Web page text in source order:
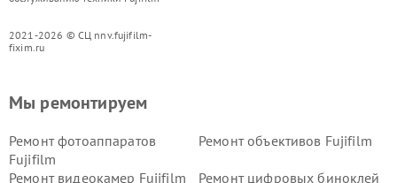
2021-2026 © СЦ nnv.fujifilm-
fixim.ru
Мы ремонтируем
Ремонт фотоаппаратов
Fujifilm
Ремонт объективов Fujifilm
Ремонт видеокамер Fujifilm
Ремонт цифровых биноклей